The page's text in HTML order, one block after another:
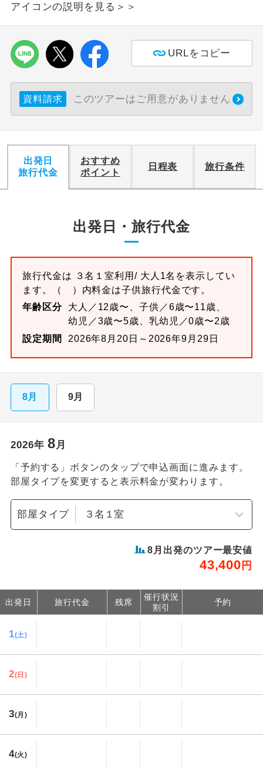
アイコンの説明を見る＞＞
URLをコピー
資料請求 このツアーはご用意がありません
出発日
旅行代金
おすすめ
ポイント
日程表 旅行条件
出発日・旅行代金
旅行代金は ３名１室利用/ 大人1名を表示してい
ます。
（ ）内料金は子供旅行代金です。
年齢区分
大人／12歳〜、子供／6歳〜11歳、
幼児／3歳〜5歳、乳幼児／0歳〜2歳
設定期間
2026年8月20日～2026年9月29日
8月 9月
2026年 8月
「予約する」ボタンのタップで申込画面に進みます。
部屋タイプを変更すると表示料金が変わります。
部屋タイプ
8 月出発のツアー最安値
43,400 円
出発日 旅行代金 残席
催行状況
割引
予約
1(土)
2(日)
3(月)
4(火)
航空会社指定
利用航空会社が指定なので、ご出発の計
ホテル指定
ご紹介するホテルを指定したコースで
す。
おひとり様バ
ス2席利用
おひとり様でバス席を2席利⽤できま
す。